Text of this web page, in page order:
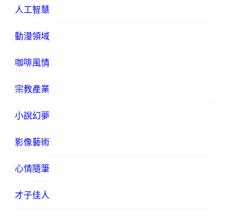
人工智慧
動漫領域
咖啡風情
宗教產業
小說幻夢
影像藝術
心情隨筆
才子佳人